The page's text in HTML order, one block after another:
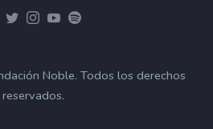
Noble. Todos los derechos
reservados.